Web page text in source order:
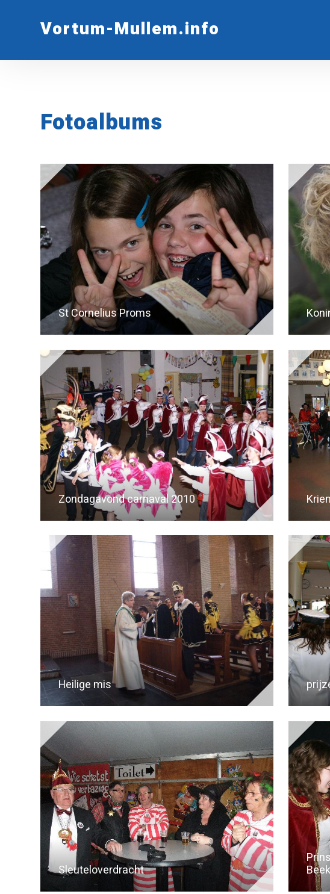
Vortum-Mullem.info
Fotoalbums
St Cornelius Proms
Zondagavond carnaval 2010
Heilige mis
Sleuteloverdracht